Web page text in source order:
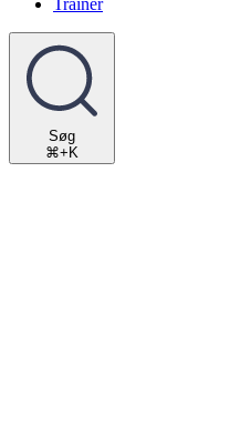
Trainer
Søg
⌘+K